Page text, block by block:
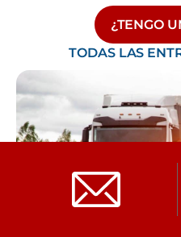
¿TENGO
TODAS LAS